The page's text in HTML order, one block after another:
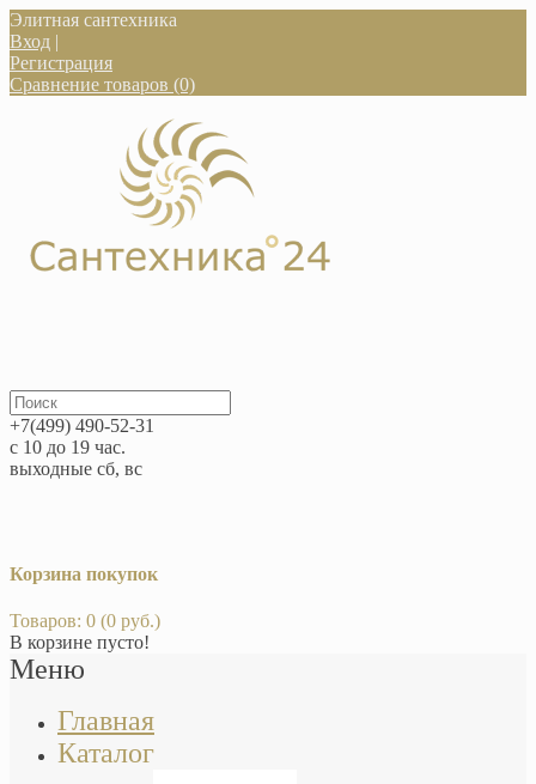
Элитная сантехника
Вход |
Регистрация
Сравнение товаров (0)
+7(499) 490-52-31
с 10 до 19 час.
выходные сб, вс
Корзина покупок
Товаров: 0 (0 руб.)
В корзине пусто!
Меню
Главная
Каталог